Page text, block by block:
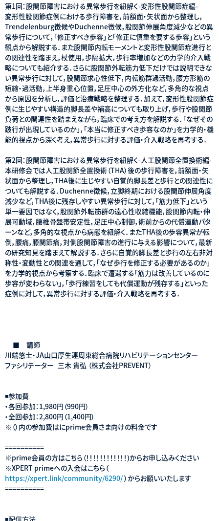
第1回：股関節障害における異常歩行を紐解く-変形性股関節症編-
変形性股関節症例における歩行障害を，前額面・矢状面から整理し，
Trendelenburg徴候やDuchenne徴候，股関節伸展角度減少などの異
常歩行について，「修正すべき歩容」と「修正に慎重を要する歩容」という
観点から解説する．また股関節内転モーメントと変形性股関節症進行と
の関連性を踏まえ，杖使用，歩隔拡大，歩行率増加などの力学的介入戦
略についても紹介する．さらに股関節外転筋力低下だけでは説明できな
い異常歩行に対して，股関節求心性低下，内転筋群過活動，腰方形筋の
短縮・過活動，上半身重心位置，足圧中心の外方化など，多角的な視点
から原因を分析し，評価と治療戦略を整理する．加えて，変形性股関節症
例に生じやすい構造的脚長差や補高についても取り上げ，歩行や股関節
負荷との関連性を踏まえながら，臨床での考え方を解説する．「なぜその
跛行が出現しているのか」，「本当に修正すべき歩容なのか」を力学的・機
能的視点から深く考え，異常歩行に対する評価・介入戦略を再考する．
第2回：股関節障害における異常歩行を紐解く-人工股関節全置換術編-
本研修会では人工股関節全置換術（THA）後の歩行障害を，前額面・矢
状面から整理し，THA後に生じやすい自覚的脚長差と歩行との関連性に
ついても解説する．Duchenne徴候，立脚終期における股関節伸展角度
減少など，THA後に残存しやすい異常歩行に対して，「筋力低下」という
単一要因ではなく，股関節外転筋群の遠心性収縮機能，股関節内転・伸
展可動域，腰椎骨盤帯安定性，足圧中心制御，術前からの代償運動パタ
ーンなど，多角的な視点から病態を紐解く．またTHA後の歩容異常が転
倒，腰痛，膝関節痛，対側股関節障害の進行に与える影響について，最新
の研究知見を踏まえて解説する．さらに自覚的脚長差と歩行の左右非対
称性・変動性との関連を通して，「なぜ歩行を修正する必要があるのか」
を力学的視点から考察する．臨床で遭遇する「筋力は改善しているのに
歩容が変わらない」，「歩行練習をしても代償運動が残存する」といった
症例に対して，異常歩行に対する評価・介入戦略を再考する．
■ 講師
川端悠士・JA山口厚生連周東総合病院リハビリテーションセンター
ファシリテーター 三木 貴弘 （株式会社PREVENT）
◾️参加費
・各回参加：1,980円（990円）
・全回参加：2,800円（1,400円）
※（）内の参加費はにprime会員さま向けの料金です
==========
※prime会員の方はこちら（！！！！！！！！！！！！)からお申し込みください
※XPERT primeへの入会はこちら（
https://xpert.link/community/6290/）からお願いいたします
==========
◾️配信方法